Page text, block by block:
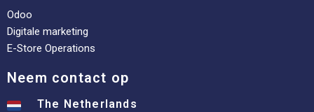
Odoo
Digitale marketing
E-Store Operations
Neem contact op
The Netherlands